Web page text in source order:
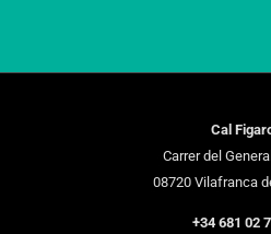
Cal
Carrer del
08720 Vilafranca
+34 681 02